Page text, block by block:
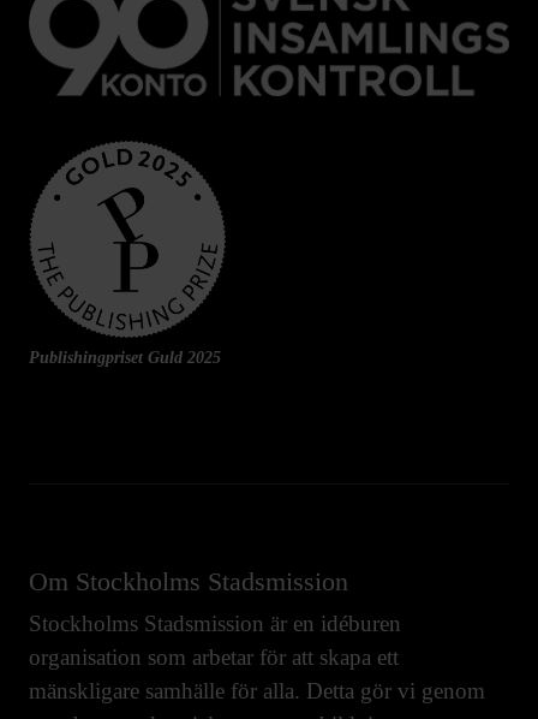
Publishingpriset Guld 2025
Om Stockholms Stadsmission
Stockholms Stadsmission är en idéburen
organisation som arbetar för att skapa ett
mänskligare samhälle för alla. Detta gör vi genom